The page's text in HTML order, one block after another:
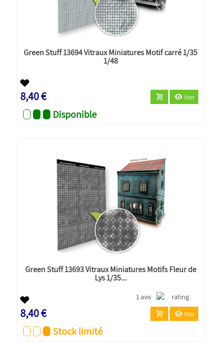
Green Stuff 13694 Vitraux Miniatures Motif carré 1/35
1/48
8,40 € Voir
Disponible
Green Stuff 13693 Vitraux Miniatures Motifs Fleur de
Lys 1/35...
1 avis
8,40 € Voir
Stock limité